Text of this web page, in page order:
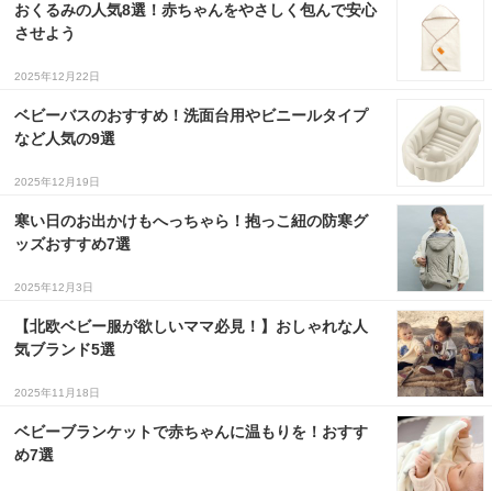
出産
１歳児
７〜１２歳児
おくるみの人気8選！赤ちゃんをやさしく包んで安心
させよう
2025年12月22日
ベビーバスのおすすめ！洗面台用やビニールタイプ
など人気の9選
2025年12月19日
寒い日のお出かけもへっちゃら！抱っこ紐の防寒グ
ッズおすすめ7選
2025年12月3日
【北欧ベビー服が欲しいママ必見！】おしゃれな人
気ブランド5選
2025年11月18日
ベビーブランケットで赤ちゃんに温もりを！おすす
め7選